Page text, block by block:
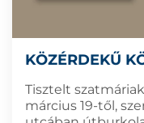
KÖZÉRDEKŰ
Tisztelt
március 19-től,